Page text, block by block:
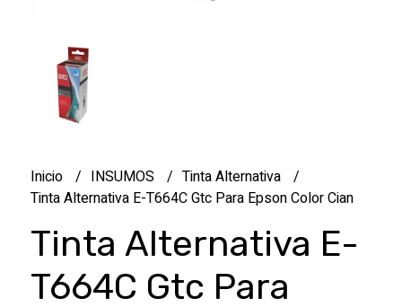
Inicio INSUMOS
Tinta Alternativa
Tinta Alternativa E-T664C Gtc Para Epson Color Cian
Tinta Alternativa E-
T664C Gtc Para